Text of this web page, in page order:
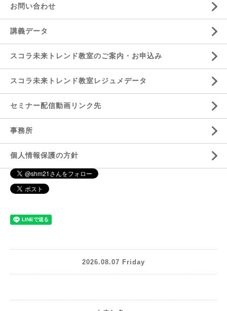
お問い合わせ
講義データ
スコラ未来トレンド教室のご案内・お申込み
スコラ未来トレンド教室レジュメデータ
セミナー配信動画リンク先
事務所
個人情報保護の方針
2026.08.07 Friday